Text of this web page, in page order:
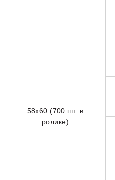
58х60 (700 шт. в
ролике)